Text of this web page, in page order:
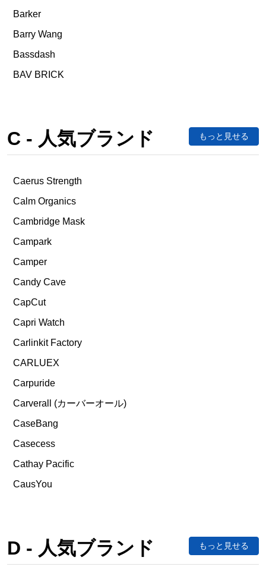
Barker
Barry Wang
Bassdash
BAV BRICK
C - 人気ブランド もっと見せる
Caerus Strength
Calm Organics
Cambridge Mask
Campark
Camper
Candy Cave
CapCut
Capri Watch
Carlinkit Factory
CARLUEX
Carpuride
Carverall (カーバーオール)
CaseBang
Casecess
Cathay Pacific
CausYou
D - 人気ブランド もっと見せる